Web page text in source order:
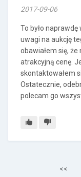
2017-09-06
To było
uwagi na aukcję
obawiałem się,
atrakcyjną cenę.
skontaktowałem
Ostatecznie,
polecam go
<<